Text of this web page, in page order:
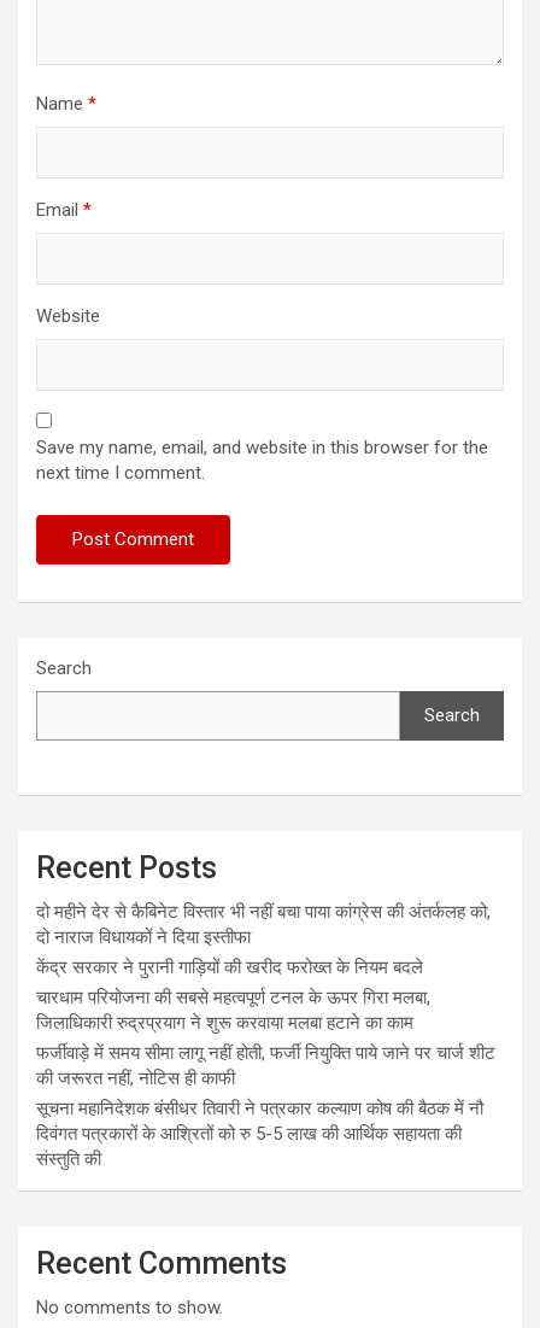
Name *
Email *
Website
Save my name, email, and website in this browser for the
next time I comment.
Search
Search
Recent Posts
दो महीने देर से कैबिनेट विस्तार भी नहीं बचा पाया कांग्रेस की अंतर्कलह को,
दो नाराज विधायकों ने दिया इस्तीफा
केंद्र सरकार ने पुरानी गाड़ियों की खरीद फरोख्त के नियम बदले
चारधाम परियोजना की सबसे महत्वपूर्ण टनल के ऊपर गिरा मलबा,
जिलाधिकारी रुद्रप्रयाग ने शुरू करवाया मलबा हटाने का काम
फर्जीवाड़े में समय सीमा लागू नहीं होती, फर्जी नियुक्ति पाये जाने पर चार्ज शीट
की जरूरत नहीं, नोटिस ही काफी
सूचना महानिदेशक बंसीधर तिवारी ने पत्रकार कल्याण कोष की बैठक में नौ
दिवंगत पत्रकारों के आश्रितों को रु 5-5 लाख की आर्थिक सहायता की
संस्तुति की
Recent Comments
No comments to show.